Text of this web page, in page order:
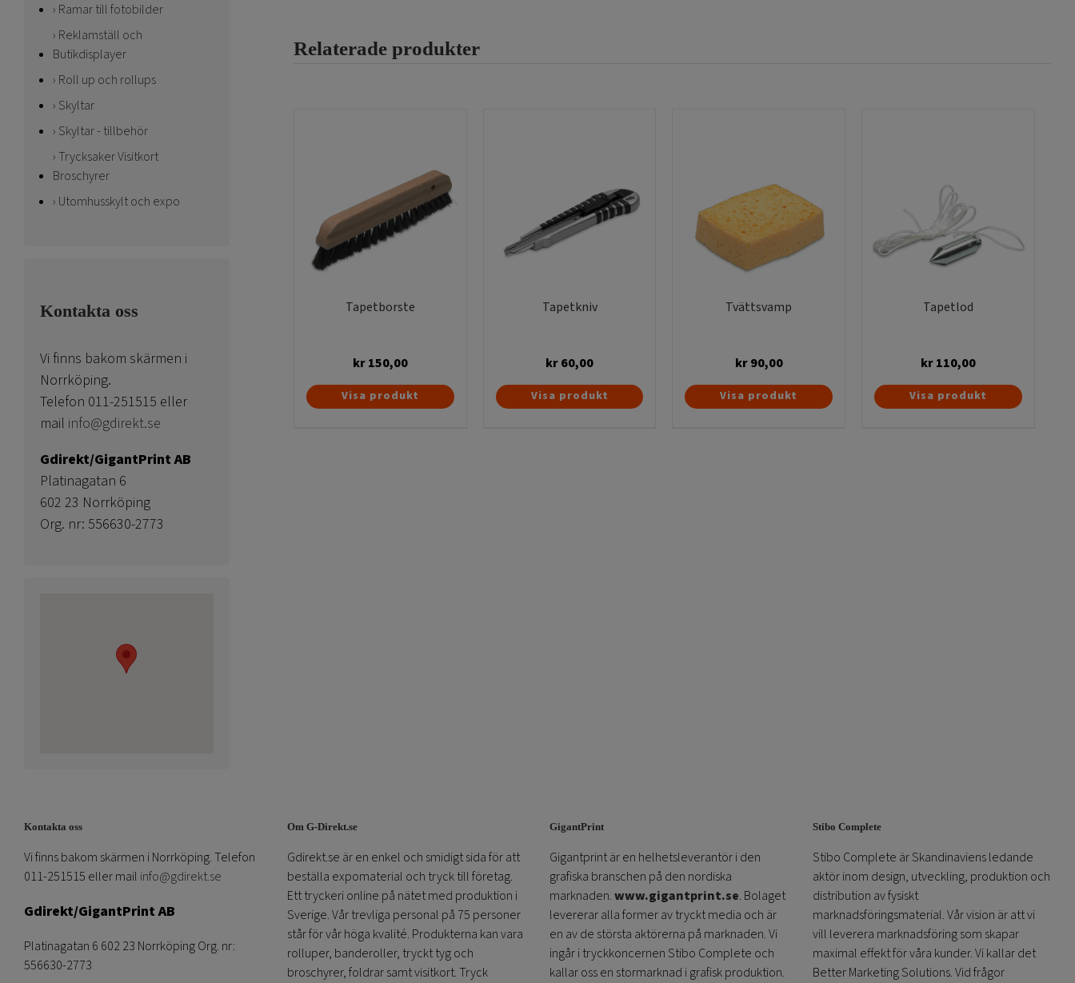
Relaterade produkter
Tapetborste
kr150,00
Visa produkt
Tapetkniv
kr60,00
Visa produkt
Tvättsvamp
kr90,00
Visa produkt
Tapetlod
kr110,00
Visa produkt
Ramar till fotobilder
Reklamställ och
Butikdisplayer
Roll up och rollups
Skyltar
Skyltar - tillbehör
Trycksaker Visitkort
Broschyrer
Utomhusskylt och expo
Kontakta oss
Vi finns bakom skärmen i
Norrköping.
Telefon 011-251515 eller
mail info@gdirekt.se
Gdirekt/GigantPrint AB
Platinagatan 6
602 23 Norrköping
Org. nr: 556630-2773
Kontakta oss
Vi finns bakom skärmen i Norrköping. Telefon
011-251515 eller mail info@gdirekt.se
Gdirekt/GigantPrint AB
Platinagatan 6 602 23 Norrköping Org. nr:
556630-2773
Om G-Direkt.se
Gdirekt.se är en enkel och smidigt sida för att
beställa expomaterial och tryck till företag.
Ett tryckeri online på nätet med produktion i
Sverige. Vår trevliga personal på 75 personer
står för vår höga kvalité. Produkterna kan vara
rolluper, banderoller, tryckt tyg och
broschyrer, foldrar samt visitkort. Tryck
GigantPrint
Gigantprint är en helhetsleverantör i den
grafiska branschen på den nordiska
marknaden.www.gigantprint.se. Bolaget
levererar alla former av tryckt media och är
en av de största aktörerna på marknaden. Vi
ingår i tryckkoncernen Stibo Complete och
kallar oss en stormarknad i grafisk produktion.
Stibo Complete
Stibo Complete är Skandinaviens ledande
aktör inom design, utveckling, produktion och
distribution av fysiskt
marknadsföringsmaterial. Vår vision är att vi
vill leverera marknadsföring som skapar
maximal effekt för våra kunder. Vi kallar det
Better Marketing Solutions. Vid frågor